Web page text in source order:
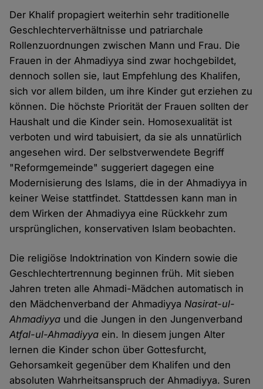
Der Khalif propagiert weiterhin sehr traditionelle
Geschlechterverhältnisse und patriarchale
Rollenzuordnungen zwischen Mann und Frau. Die
Frauen in der Ahmadiyya sind zwar hochgebildet,
dennoch sollen sie, laut Empfehlung des Khalifen,
sich vor allem bilden, um ihre Kinder gut erziehen zu
können. Die höchste Priorität der Frauen sollten der
Haushalt und die Kinder sein. Homosexualität ist
verboten und wird tabuisiert, da sie als unnatürlich
angesehen wird. Der selbstverwendete Begriff
"Reformgemeinde" suggeriert dagegen eine
Modernisierung des Islams, die in der Ahmadiyya in
keiner Weise stattfindet. Stattdessen kann man in
dem Wirken der Ahmadiyya eine Rückkehr zum
ursprünglichen, konservativen Islam beobachten.
Die religiöse Indoktrination von Kindern sowie die
Geschlechtertrennung beginnen früh. Mit sieben
Jahren treten alle Ahmadi-Mädchen automatisch in
den Mädchenverband der AhmadiyyaNasirat-ul-
Ahmadiyya und die Jungen in den Jungenverband
Atfal-ul-Ahmadiyya ein. In diesem jungen Alter
lernen die Kinder schon über Gottesfurcht,
Gehorsamkeit gegenüber dem Khalifen und den
absoluten Wahrheitsanspruch der Ahmadiyya. Suren